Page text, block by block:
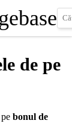
de pe
bonul de